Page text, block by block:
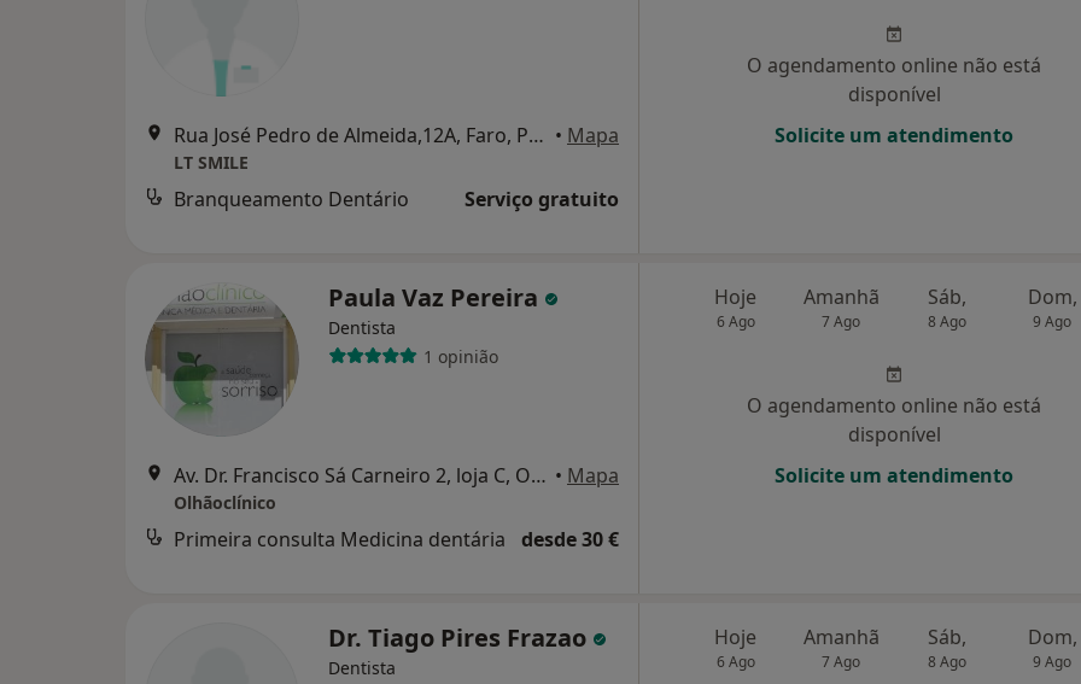
Rua José Pedro de Almeida,12A, Faro, Portugal, Faro • Mapa
LT SMILE
Branqueamento Dentário Serviço gratuito
O agendamento online não está
disponível
Solicite um atendimento
Paula Vaz Pereira
Dentista
1 opinião
Av. Dr. Francisco Sá Carneiro 2, loja C, Olhão • Mapa
Olhãoclínico
Primeira consulta Medicina dentária desde 30 €
Hoje
6 Ago
Amanhã
7 Ago
Sáb,
8 Ago
Dom,
9 Ago
O agendamento online não está
disponível
Solicite um atendimento
Dr. Tiago Pires Frazao
Dentista
Hoje
6 Ago
Amanhã
7 Ago
Sáb,
8 Ago
Dom,
9 Ago